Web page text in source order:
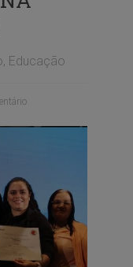
, Educação